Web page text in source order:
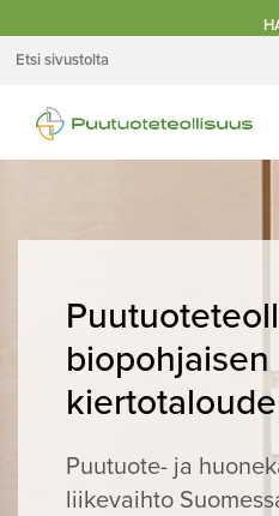
biopohjaisen
Puutuote- ja
liikevaihto